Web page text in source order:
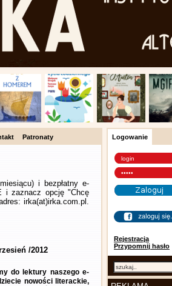
Patronaty
i bezpłatny e-
i zaznacz opcję "Chcę
irka(at)irka.com.pl.
/2012
do lektury naszego e-
nowości literackie,
Logowanie
Rejestracja
Przypomnij hasło